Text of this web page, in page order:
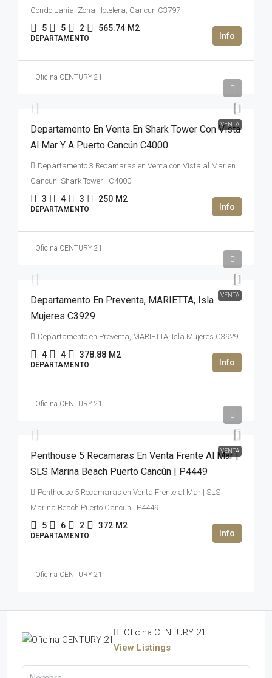
Condo Lahia. Zona Hotelera, Cancun C3797
5 5 2 565.74 M2
DEPARTAMENTO
Oficina CENTURY 21
VENTA
Departamento En Venta En Shark Tower Con Vista
Al Mar Y A Puerto Cancún C4000
Departamento 3 Recamaras en Venta con Vista al Mar en
Cancun| Shark Tower | C4000
3 4 3 250 M2
DEPARTAMENTO
Oficina CENTURY 21
VENTA
Departamento En Preventa, MARIETTA, Isla
Mujeres C3929
Departamento en Preventa, MARIETTA, Isla Mujeres C3929
4 4 378.88 M2
DEPARTAMENTO
Oficina CENTURY 21
VENTA
Penthouse 5 Recamaras En Venta Frente Al Mar |
SLS Marina Beach Puerto Cancún | P4449
Penthouse 5 Recamaras en Venta Frente al Mar | SLS
Marina Beach Puerto Cancun | P4449
5 6 2 372 M2
DEPARTAMENTO
Oficina CENTURY 21
Oficina CENTURY 21
View Listings